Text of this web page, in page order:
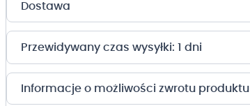
Dostawa
Przewidywany czas wysyłki: 1 dni
Informacje o możliwości zwrotu produktu